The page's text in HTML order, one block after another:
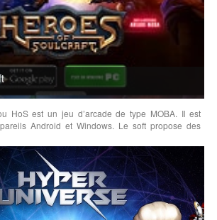
HoS est un jeu d’arcade de type MOBA. Il est
Android et Windows. Le soft propose des